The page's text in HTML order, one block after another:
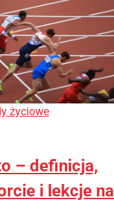
życiowe
– definicja,
i lekcje na